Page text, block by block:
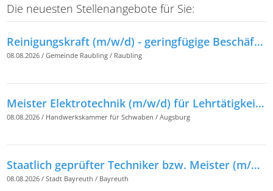
Die neuesten Stellenangebote für Sie:
Reinigungskraft (m/w/d) - geringfügige Beschäftigung -
08.08.2026 /Gemeinde Raubling / Raubling
Meister Elektrotechnik (m/w/d) für Lehrtätigkeiten
08.08.2026 / Handwerkskammer für Schwaben /Augsburg
Staatlich geprüfter Techniker bzw. Meister (m/w/d), Schwerpunkt Tiefbau/Straßenbau
08.08.2026 /Stadt Bayreuth / Bayreuth